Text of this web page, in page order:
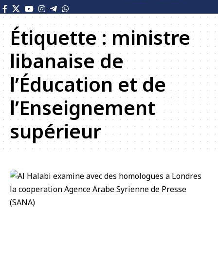
Étiquette : ministre
libanaise de
l’Éducation et de
l’Enseignement
supérieur